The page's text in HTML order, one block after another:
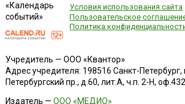
«Календарь
событий»
Условия использования сайта
Пользовательское
Политика
Учредитель — ООО «Квантор»
Адрес учредителя: 198516 Санкт-Петербург,
Петербургский пр., д.60, лит.А, ч.п. 2-Н,
Издатель — ООО «МЕДИО»